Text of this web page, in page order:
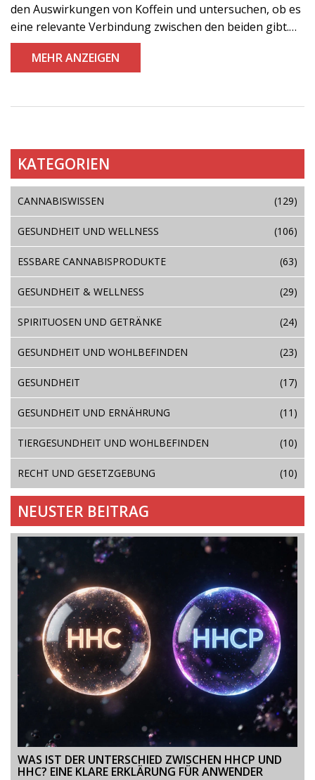
den Auswirkungen von Koffein und untersuchen, ob es
eine relevante Verbindung zwischen den beiden gibt.
Teilen Sie meine Neugier? Dann begleiten Sie mich auf
dieser Entdeckungsreise. Es könnte sich als eine
MEHR ANZEIGEN
KATEGORIEN
CANNABISWISSEN (129)
GESUNDHEIT UND WELLNESS (106)
ESSBARE CANNABISPRODUKTE (63)
GESUNDHEIT & WELLNESS (29)
SPIRITUOSEN UND GETRÄNKE (24)
GESUNDHEIT UND WOHLBEFINDEN (23)
GESUNDHEIT (17)
GESUNDHEIT UND ERNÄHRUNG (11)
TIERGESUNDHEIT UND WOHLBEFINDEN (10)
RECHT UND GESETZGEBUNG (10)
NEUSTER BEITRAG
WAS IST DER UNTERSCHIED ZWISCHEN HHCP UND
HHC? EINE KLARE ERKLÄRUNG FÜR ANWENDER